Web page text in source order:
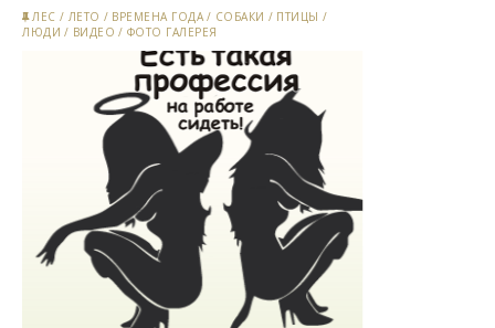
ЛЕС / ЛЕТО / ВРЕМЕНА ГОДА / СОБАКИ / ПТИЦЫ /
ЛЮДИ / ВИДЕО / ФОТО ГАЛЕРЕЯ